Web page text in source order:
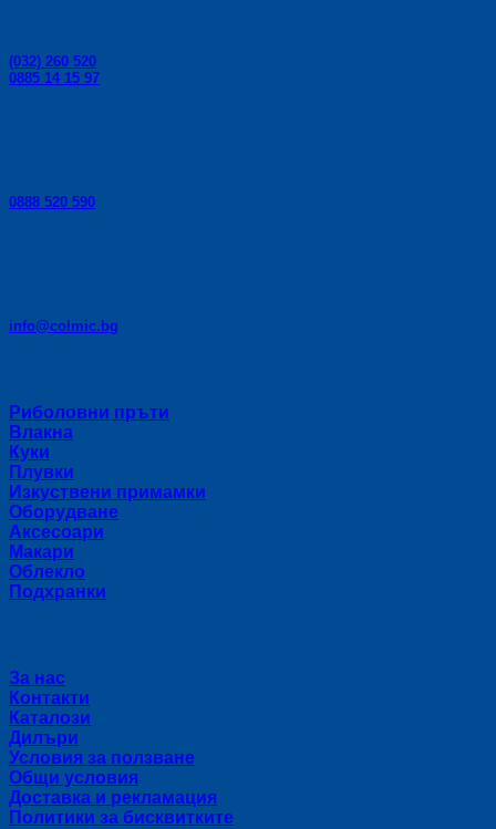
(032) 260 520
0885 14 15 97
0888 520 590
info@colmic.bg
Риболовни пръти
Влакна
Куки
Плувки
Изкуствени примамки
Оборудване
Аксесоари
Макари
Облекло
Подхранки
За нас
Контакти
Каталози
Дилъри
Условия за ползване
Общи условия
Доставка и рекламация
Политики за бисквитките